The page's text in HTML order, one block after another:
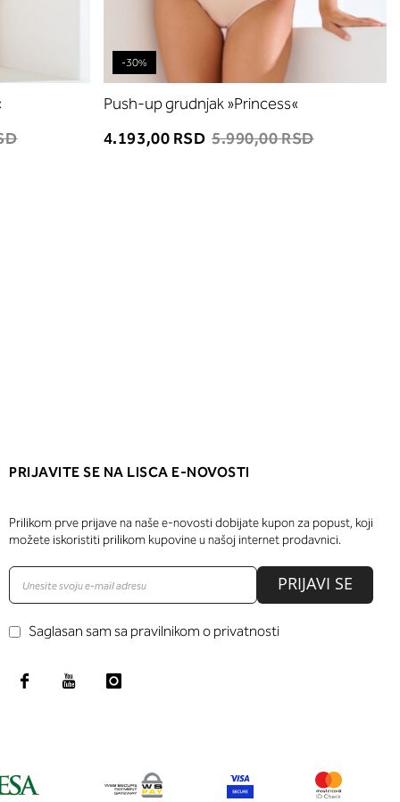
-30%
Push-up grudnjak »Princess«
4.193,00 RSD 5.990,00 RSD
PRIJAVITE SE NA LISCA E-NOVOSTI
Prilikom prve prijave na naše e-novosti dobijate kupon za popust, koji
možete iskoristiti prilikom kupovine u našoj internet prodavnici.
PRIJAVI SE
Saglasan sam sa pravilnikom o privatnosti